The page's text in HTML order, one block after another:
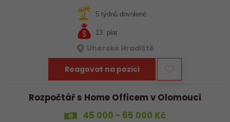
pobočku v Uherském…
5 týdnů dovolené
13. plat
Uherské Hradiště
Reagovat na pozici
Rozpočtář s Home Officem v Olomouci
45 000 - 65 000 Kč